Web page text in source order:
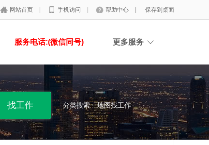
网站首页 手机访问 帮助中心 保存到桌面
服务电话:(微信同号) 更多服务
分类搜索 地图找工作